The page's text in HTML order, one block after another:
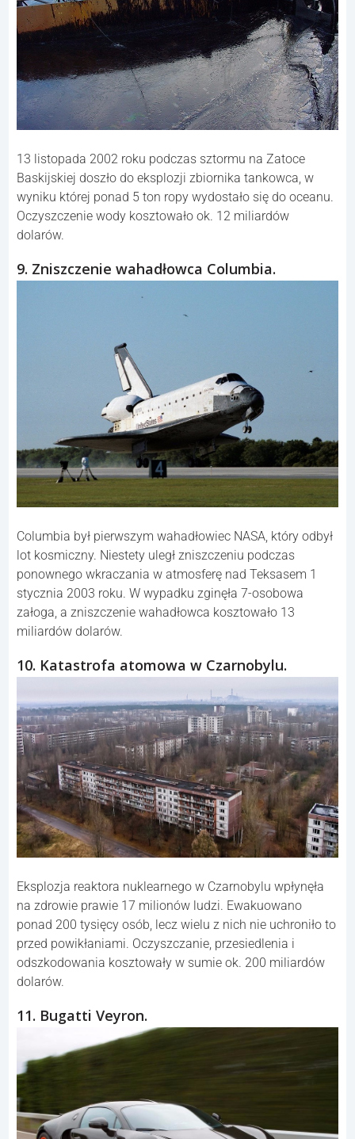
13 listopada 2002 roku podczas sztormu na Zatoce
Baskijskiej doszło do eksplozji zbiornika tankowca, w
wyniku której ponad 5 ton ropy wydostało się do oceanu.
Oczyszczenie wody kosztowało ok. 12 miliardów
dolarów.
9. Zniszczenie wahadłowca Columbia.
Columbia był pierwszym wahadłowiec NASA, który odbył
lot kosmiczny. Niestety uległ zniszczeniu podczas
ponownego wkraczania w atmosferę nad Teksasem 1
stycznia 2003 roku. W wypadku zginęła 7-osobowa
załoga, a zniszczenie wahadłowca kosztowało 13
miliardów dolarów.
10. Katastrofa atomowa w Czarnobylu.
Eksplozja reaktora nuklearnego w Czarnobylu wpłynęła
na zdrowie prawie 17 milionów ludzi. Ewakuowano
ponad 200 tysięcy osób, lecz wielu z nich nie uchroniło to
przed powikłaniami. Oczyszczanie, przesiedlenia i
odszkodowania kosztowały w sumie ok. 200 miliardów
dolarów.
11. Bugatti Veyron.